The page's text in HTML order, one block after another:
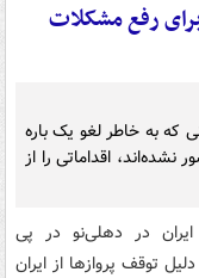
رفع مشکلات
که به خاطر لغو یک باره
نشده‌اند، اقداماتی را از
در دهلی‌نو در پی
توقف پروازها از ایران